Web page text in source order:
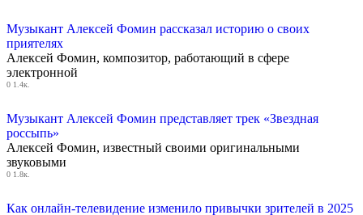
Музыкант Алексей Фомин рассказал историю о своих
приятелях
Алексей Фомин, композитор, работающий в сфере
электронной
0 1.4к.
Музыкант Алексей Фомин представляет трек «Звездная
россыпь»
Алексей Фомин, известный своими оригинальными
звуковыми
0 1.8к.
Как онлайн-телевидение изменило привычки зрителей в 2025